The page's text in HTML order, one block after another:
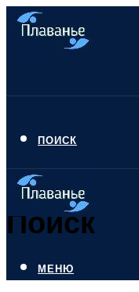
ПОИСК
Поиск
МЕНЮ